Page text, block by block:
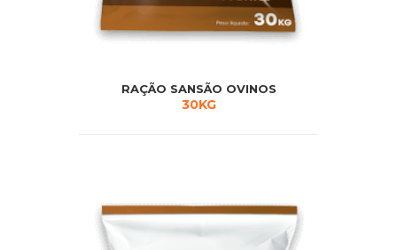
RAÇÃO SANSÃO OVINOS
30KG